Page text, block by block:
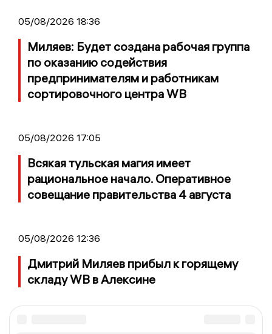
05/08/2026 18:36
Миляев: Будет создана рабочая группа
по оказанию содействия
предпринимателям и работникам
сортировочного центра WB
05/08/2026 17:05
Всякая тульская магия имеет
рациональное начало. Оперативное
совещание правительства 4 августа
05/08/2026 12:36
Дмитрий Миляев прибыл к горящему
складу WB в Алексине